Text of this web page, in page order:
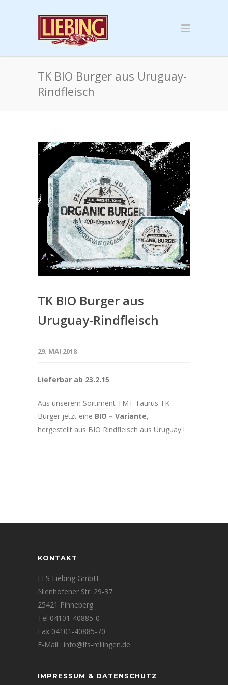
TK BIO Burger aus Uruguay-
Rindfleisch
TK BIO Burger aus
Uruguay-Rindfleisch
29. MAI 2018
Lieferbar ab 23.2.15
Aus unserem Sortiment TMT Taurus TK
Burger jetzt eine BIO – Variante,
hergestellt aus BIO Rindfleisch aus Uruguay !
KONTAKT
LFS Liebing GmbH
Nienhöfener Str. 29-37
25421 Pinneberg
Tel 04101-40885-0
Fax 04101-40885-70
E-Mail : info@lfs-rellingen.de
IMPRESSUM & DATENSCHUTZ